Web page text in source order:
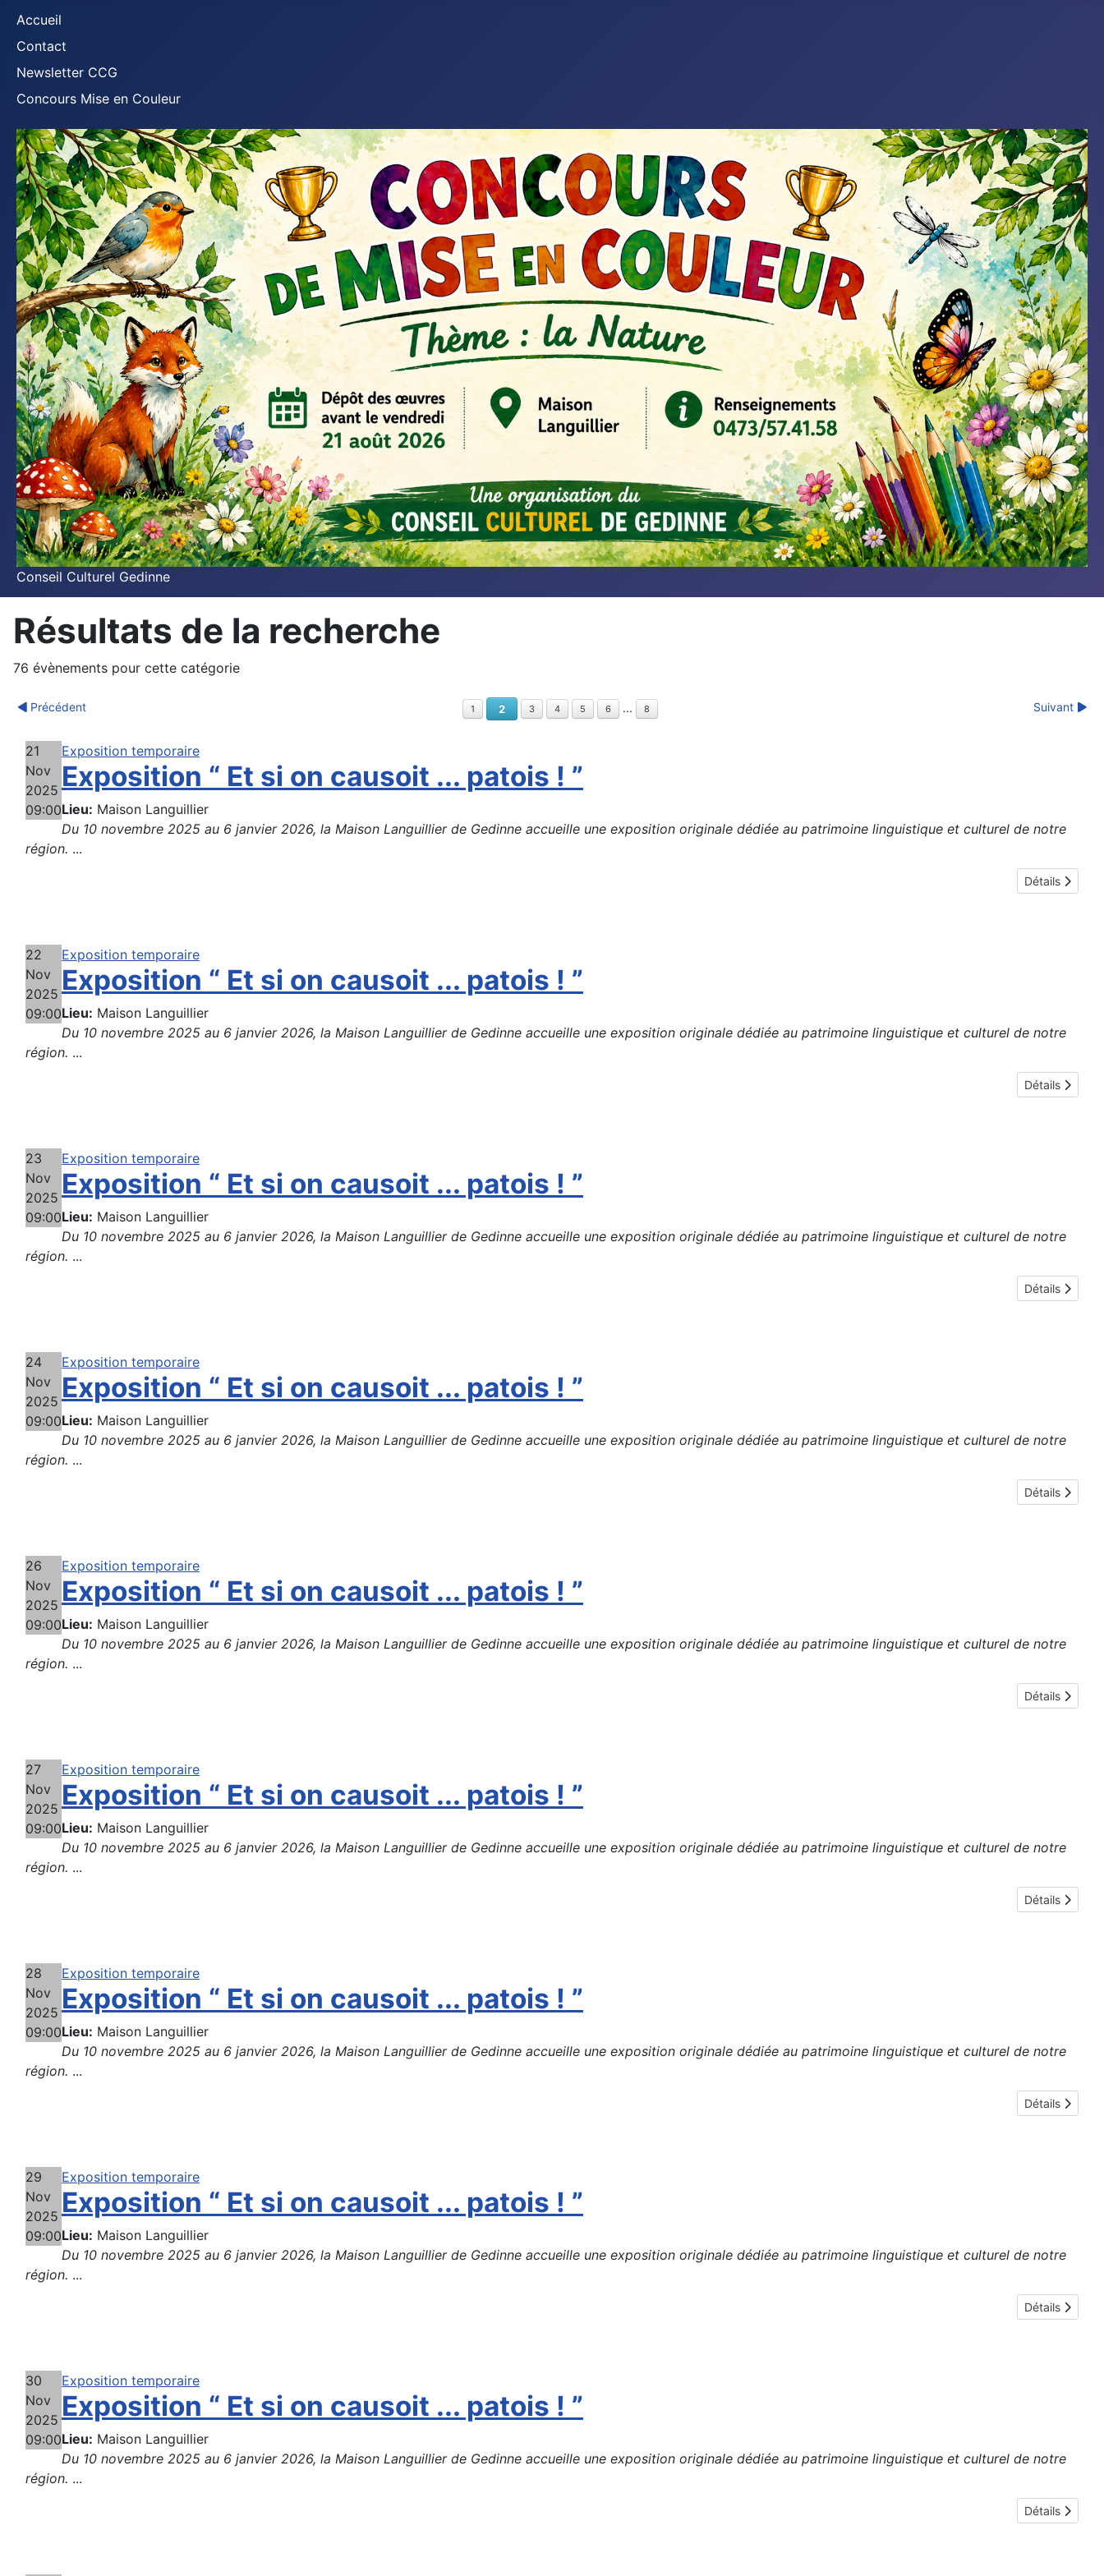
Accueil
Contact
Newsletter CCG
Concours Mise en Couleur
Conseil Culturel Gedinne
Résultats de la recherche
76 évènements pour cette catégorie
Précédent 1 2 3 4 5 6 ... 8 Suivant
21
Nov
2025
09:00
Exposition temporaire
Exposition “ Et si on causoit ... patois ! ”
Lieu: Maison Languillier
Du 10 novembre 2025 au 6 janvier 2026, la Maison Languillier de Gedinne accueille une exposition originale dédiée au patrimoine linguistique et culturel de notre
région. ...
Détails
22
Nov
2025
09:00
Exposition temporaire
Exposition “ Et si on causoit ... patois ! ”
Lieu: Maison Languillier
Du 10 novembre 2025 au 6 janvier 2026, la Maison Languillier de Gedinne accueille une exposition originale dédiée au patrimoine linguistique et culturel de notre
région. ...
Détails
23
Nov
2025
09:00
Exposition temporaire
Exposition “ Et si on causoit ... patois ! ”
Lieu: Maison Languillier
Du 10 novembre 2025 au 6 janvier 2026, la Maison Languillier de Gedinne accueille une exposition originale dédiée au patrimoine linguistique et culturel de notre
région. ...
Détails
24
Nov
2025
09:00
Exposition temporaire
Exposition “ Et si on causoit ... patois ! ”
Lieu: Maison Languillier
Du 10 novembre 2025 au 6 janvier 2026, la Maison Languillier de Gedinne accueille une exposition originale dédiée au patrimoine linguistique et culturel de notre
région. ...
Détails
26
Nov
2025
09:00
Exposition temporaire
Exposition “ Et si on causoit ... patois ! ”
Lieu: Maison Languillier
Du 10 novembre 2025 au 6 janvier 2026, la Maison Languillier de Gedinne accueille une exposition originale dédiée au patrimoine linguistique et culturel de notre
région. ...
Détails
27
Nov
2025
09:00
Exposition temporaire
Exposition “ Et si on causoit ... patois ! ”
Lieu: Maison Languillier
Du 10 novembre 2025 au 6 janvier 2026, la Maison Languillier de Gedinne accueille une exposition originale dédiée au patrimoine linguistique et culturel de notre
région. ...
Détails
28
Nov
2025
09:00
Exposition temporaire
Exposition “ Et si on causoit ... patois ! ”
Lieu: Maison Languillier
Du 10 novembre 2025 au 6 janvier 2026, la Maison Languillier de Gedinne accueille une exposition originale dédiée au patrimoine linguistique et culturel de notre
région. ...
Détails
29
Nov
2025
09:00
Exposition temporaire
Exposition “ Et si on causoit ... patois ! ”
Lieu: Maison Languillier
Du 10 novembre 2025 au 6 janvier 2026, la Maison Languillier de Gedinne accueille une exposition originale dédiée au patrimoine linguistique et culturel de notre
région. ...
Détails
30
Nov
2025
09:00
Exposition temporaire
Exposition “ Et si on causoit ... patois ! ”
Lieu: Maison Languillier
Du 10 novembre 2025 au 6 janvier 2026, la Maison Languillier de Gedinne accueille une exposition originale dédiée au patrimoine linguistique et culturel de notre
région. ...
Détails